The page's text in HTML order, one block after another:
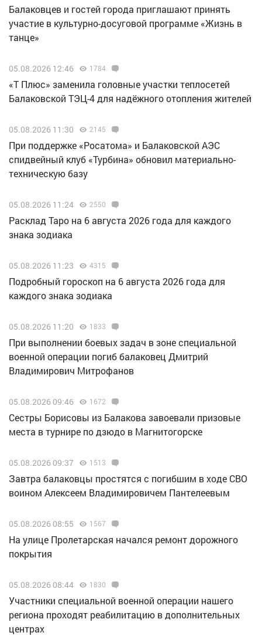
Балаковцев и гостей города приглашают принять
участие в культурно-досуговой программе «Жизнь в
танце»
05.08.2026 12:46 1784
«Т Плюс» заменила головные участки теплосетей
Балаковской ТЭЦ-4 для надёжного отопления жителей
05.08.2026 11:30 2145
При поддержке «Росатома» и Балаковской АЭС
спидвейный клуб «Турбина» обновил материально-
техническую базу
05.08.2026 11:24 2550
Расклад Таро на 6 августа 2026 года для каждого
знака зодиака
05.08.2026 11:23 4315
Подробный гороскоп на 6 августа 2026 года для
каждого знака зодиака
05.08.2026 11:20 1833
При выполнении боевых задач в зоне специальной
военной операции погиб балаковец Дмитрий
Владимирович Митрофанов
05.08.2026 09:46 1672
Сестры Борисовы из Балакова завоевали призовые
места в турнире по дзюдо в Магнитогорске
05.08.2026 09:37 1513
Завтра балаковцы простятся с погибшим в ходе СВО
воином Алексеем Владимировичем Пантелеевым
05.08.2026 08:55 1567
На улице Пролетарская начался ремонт дорожного
покрытия
05.08.2026 08:44 1830
Участники специальной военной операции нашего
региона проходят реабилитацию в дополнительных
центрах